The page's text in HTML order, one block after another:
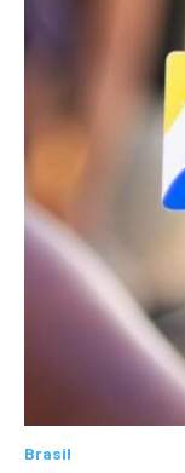
Brasil